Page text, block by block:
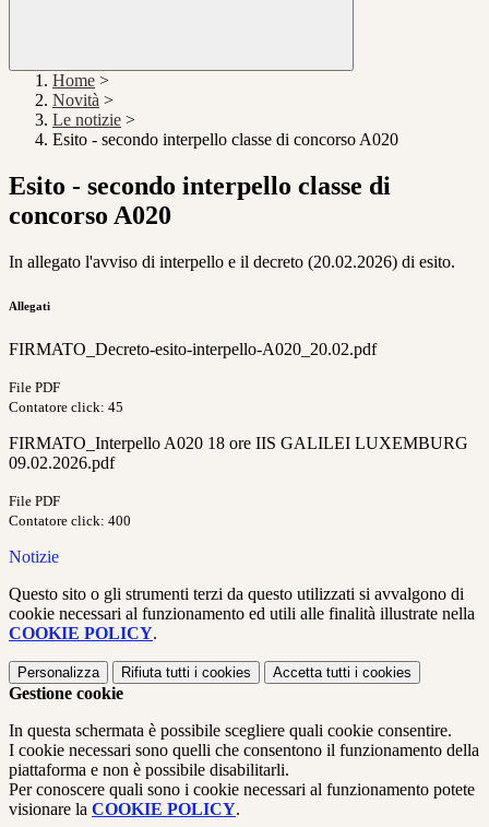
Home >
Novità >
Le notizie >
Esito - secondo interpello classe di concorso A020
Esito - secondo interpello classe di
concorso A020
In allegato l'avviso di interpello e il decreto (20.02.2026) di esito.
Allegati
FIRMATO_Decreto-esito-interpello-A020_20.02.pdf
File PDF
Contatore click: 45
FIRMATO_Interpello A020 18 ore IIS GALILEI LUXEMBURG
09.02.2026.pdf
File PDF
Contatore click: 400
Notizie
Questo sito o gli strumenti terzi da questo utilizzati si avvalgono di
cookie necessari al funzionamento ed utili alle finalità illustrate nella
COOKIE POLICY.
Personalizza Rifiuta tutti i cookies Accetta tutti i cookies
Gestione cookie
In questa schermata è possibile scegliere quali cookie consentire.
I cookie necessari sono quelli che consentono il funzionamento della
piattaforma e non è possibile disabilitarli.
Per conoscere quali sono i cookie necessari al funzionamento potete
visionare la COOKIE POLICY.